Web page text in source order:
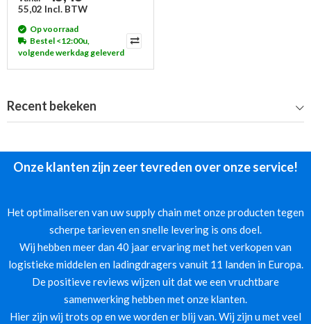
55,02 Incl. BTW
Op voorraad
Bestel <12:00u,
volgende werkdag geleverd
Recent bekeken
Onze klanten zijn zeer tevreden over onze service!
Het optimaliseren van uw supply chain met onze producten tegen
scherpe tarieven en snelle levering is ons doel.
Wij hebben meer dan 40 jaar ervaring met het verkopen van
logistieke middelen en ladingdragers vanuit 11 landen in Europa.
De positieve reviews wijzen uit dat we een vruchtbare
samenwerking hebben met onze klanten.
Hier zijn wij trots op en we worden er blij van. Wij zijn u met veel